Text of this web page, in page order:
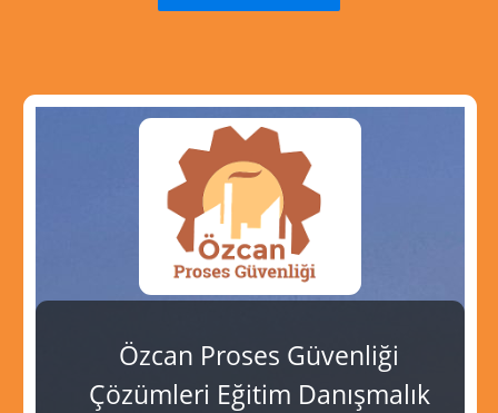
Özcan Proses Güvenliği
Çözümleri Eğitim Danışmalık